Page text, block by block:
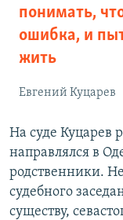
понимать,
ошибка, и
жить
Евгений Куцарев
На суде Куцарев
направлялся в
родственники.
судебного
существу,